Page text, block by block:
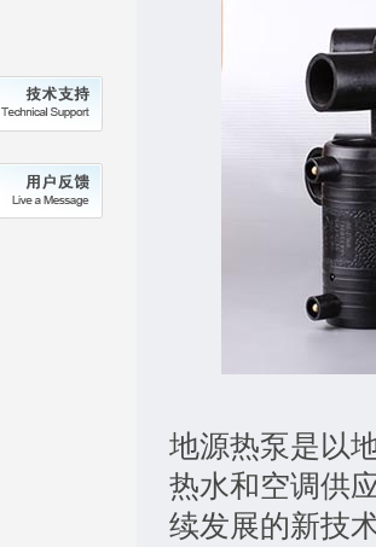
地源热泵是以
热水和空调供
续发展的新技